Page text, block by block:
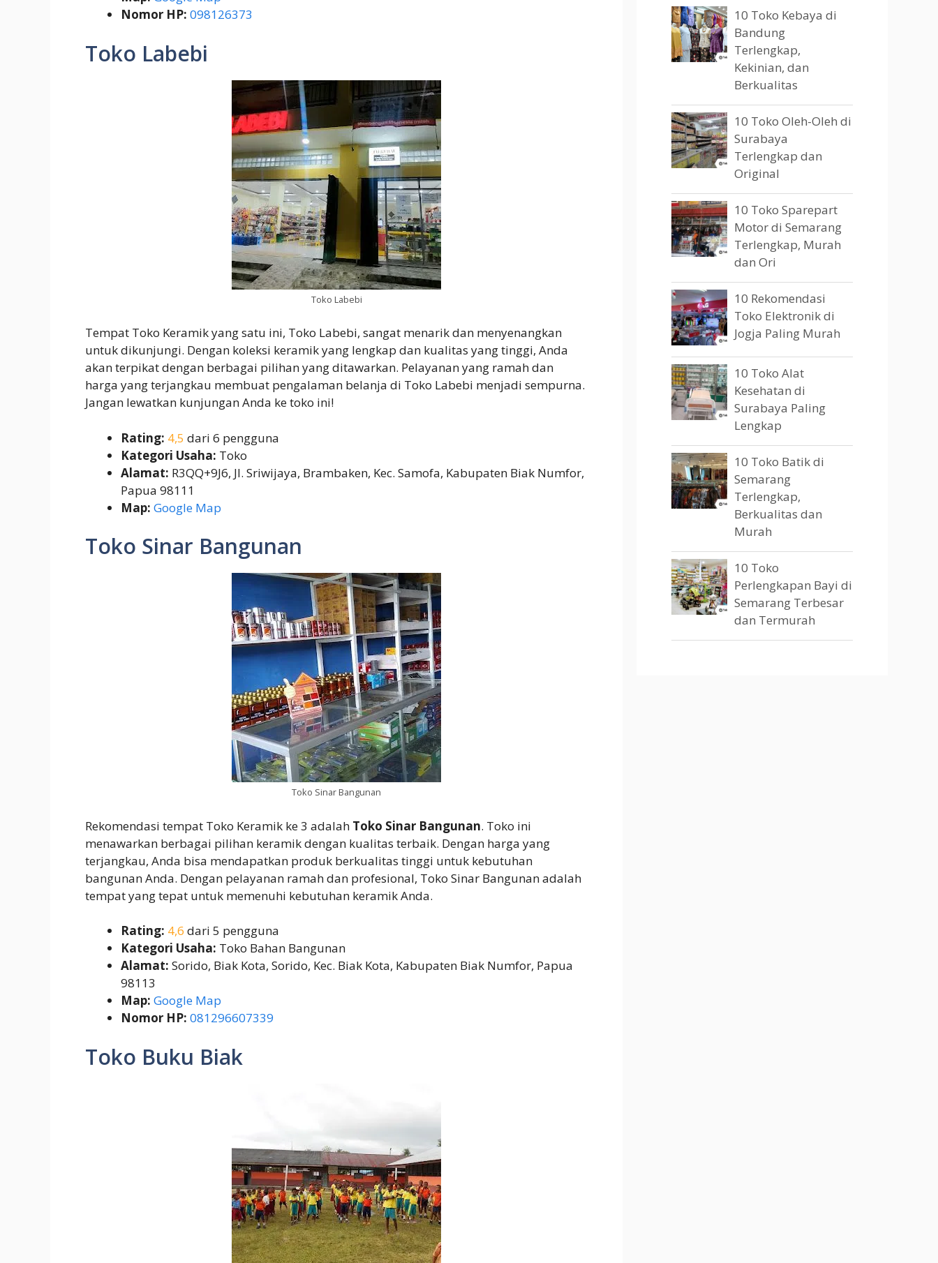
Nomor HP: 098126373
Toko Labebi
Toko Labebi
Tempat Toko Keramik yang satu ini, Toko Labebi, sangat menarik dan menyenangkan
untuk dikunjungi. Dengan koleksi keramik yang lengkap dan kualitas yang tinggi, Anda
akan terpikat dengan berbagai pilihan yang ditawarkan. Pelayanan yang ramah dan
harga yang terjangkau membuat pengalaman belanja di Toko Labebi menjadi sempurna.
Jangan lewatkan kunjungan Anda ke toko ini!
Rating: 4,5 dari 6 pengguna
Kategori Usaha: Toko
Alamat: R3QQ+9J6, Jl. Sriwijaya, Brambaken, Kec. Samofa, Kabupaten Biak Numfor,
Papua 98111
Map: Google Map
Toko Sinar Bangunan
Toko Sinar Bangunan
Rekomendasi tempat Toko Keramik ke 3 adalah Toko Sinar Bangunan. Toko ini
menawarkan berbagai pilihan keramik dengan kualitas terbaik. Dengan harga yang
terjangkau, Anda bisa mendapatkan produk berkualitas tinggi untuk kebutuhan
bangunan Anda. Dengan pelayanan ramah dan profesional, Toko Sinar Bangunan adalah
tempat yang tepat untuk memenuhi kebutuhan keramik Anda.
Rating: 4,6 dari 5 pengguna
Kategori Usaha: Toko Bahan Bangunan
Alamat: Sorido, Biak Kota, Sorido, Kec. Biak Kota, Kabupaten Biak Numfor, Papua
98113
Map: Google Map
Nomor HP: 081296607339
Toko Buku Biak
10 Toko Kebaya di
Bandung
Terlengkap,
Kekinian, dan
Berkualitas
10 Toko Oleh-Oleh di
Surabaya
Terlengkap dan
Original
10 Toko Sparepart
Motor di Semarang
Terlengkap, Murah
dan Ori
10 Rekomendasi
Toko Elektronik di
Jogja Paling Murah
10 Toko Alat
Kesehatan di
Surabaya Paling
Lengkap
10 Toko Batik di
Semarang
Terlengkap,
Berkualitas dan
Murah
10 Toko
Perlengkapan Bayi di
Semarang Terbesar
dan Termurah